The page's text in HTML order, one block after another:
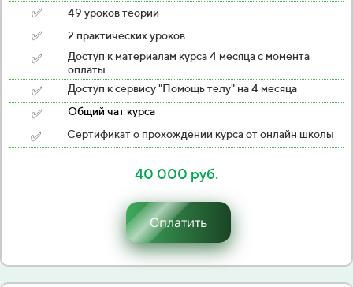
✅ 49 уроков теории
✅ 2 практических уроков
✅
Доступ к материалам курса 4 месяца с момента
оплаты
✅ Доступ к сервису "Помощь телу" на 4 месяца
✅ Общий чат курса
✅ Сертификат о прохождении курса от онлайн школы
40 000 руб.
Оплатить